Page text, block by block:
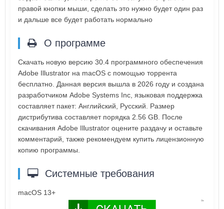
правой кнопки мыши, сделать это нужно будет один раз
и дальше все будет работать нормально
О программе
Скачать новую версию 30.4 программного обеспечения
Adobe Illustrator на macOS с помощью торрента
бесплатно. Данная версия вышла в 2026 году и создана
разработчиком Adobe Systems Inc, языковая поддержка
составляет пакет: Английский, Русский. Размер
дистрибутива составляет порядка 2.56 GB. После
скачивания Adobe Illustrator оцените раздачу и оставьте
комментарий, также рекомендуем купить лицензионную
копию программы.
Системные требования
macOS 13+